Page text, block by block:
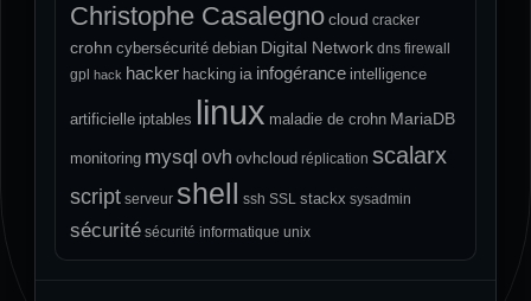
Christophe Casalegnocloud cracker
crohn cybersécurité debian Digital Network dns firewall
gpl
hack hacker hacking ia infogérance intelligence
artificielle iptables linux maladie de crohn MariaDB
monitoring mysql ovh ovhcloud réplication scalarx
script serveur shell ssh SSL stackx sysadmin
sécurité sécurité informatique unix